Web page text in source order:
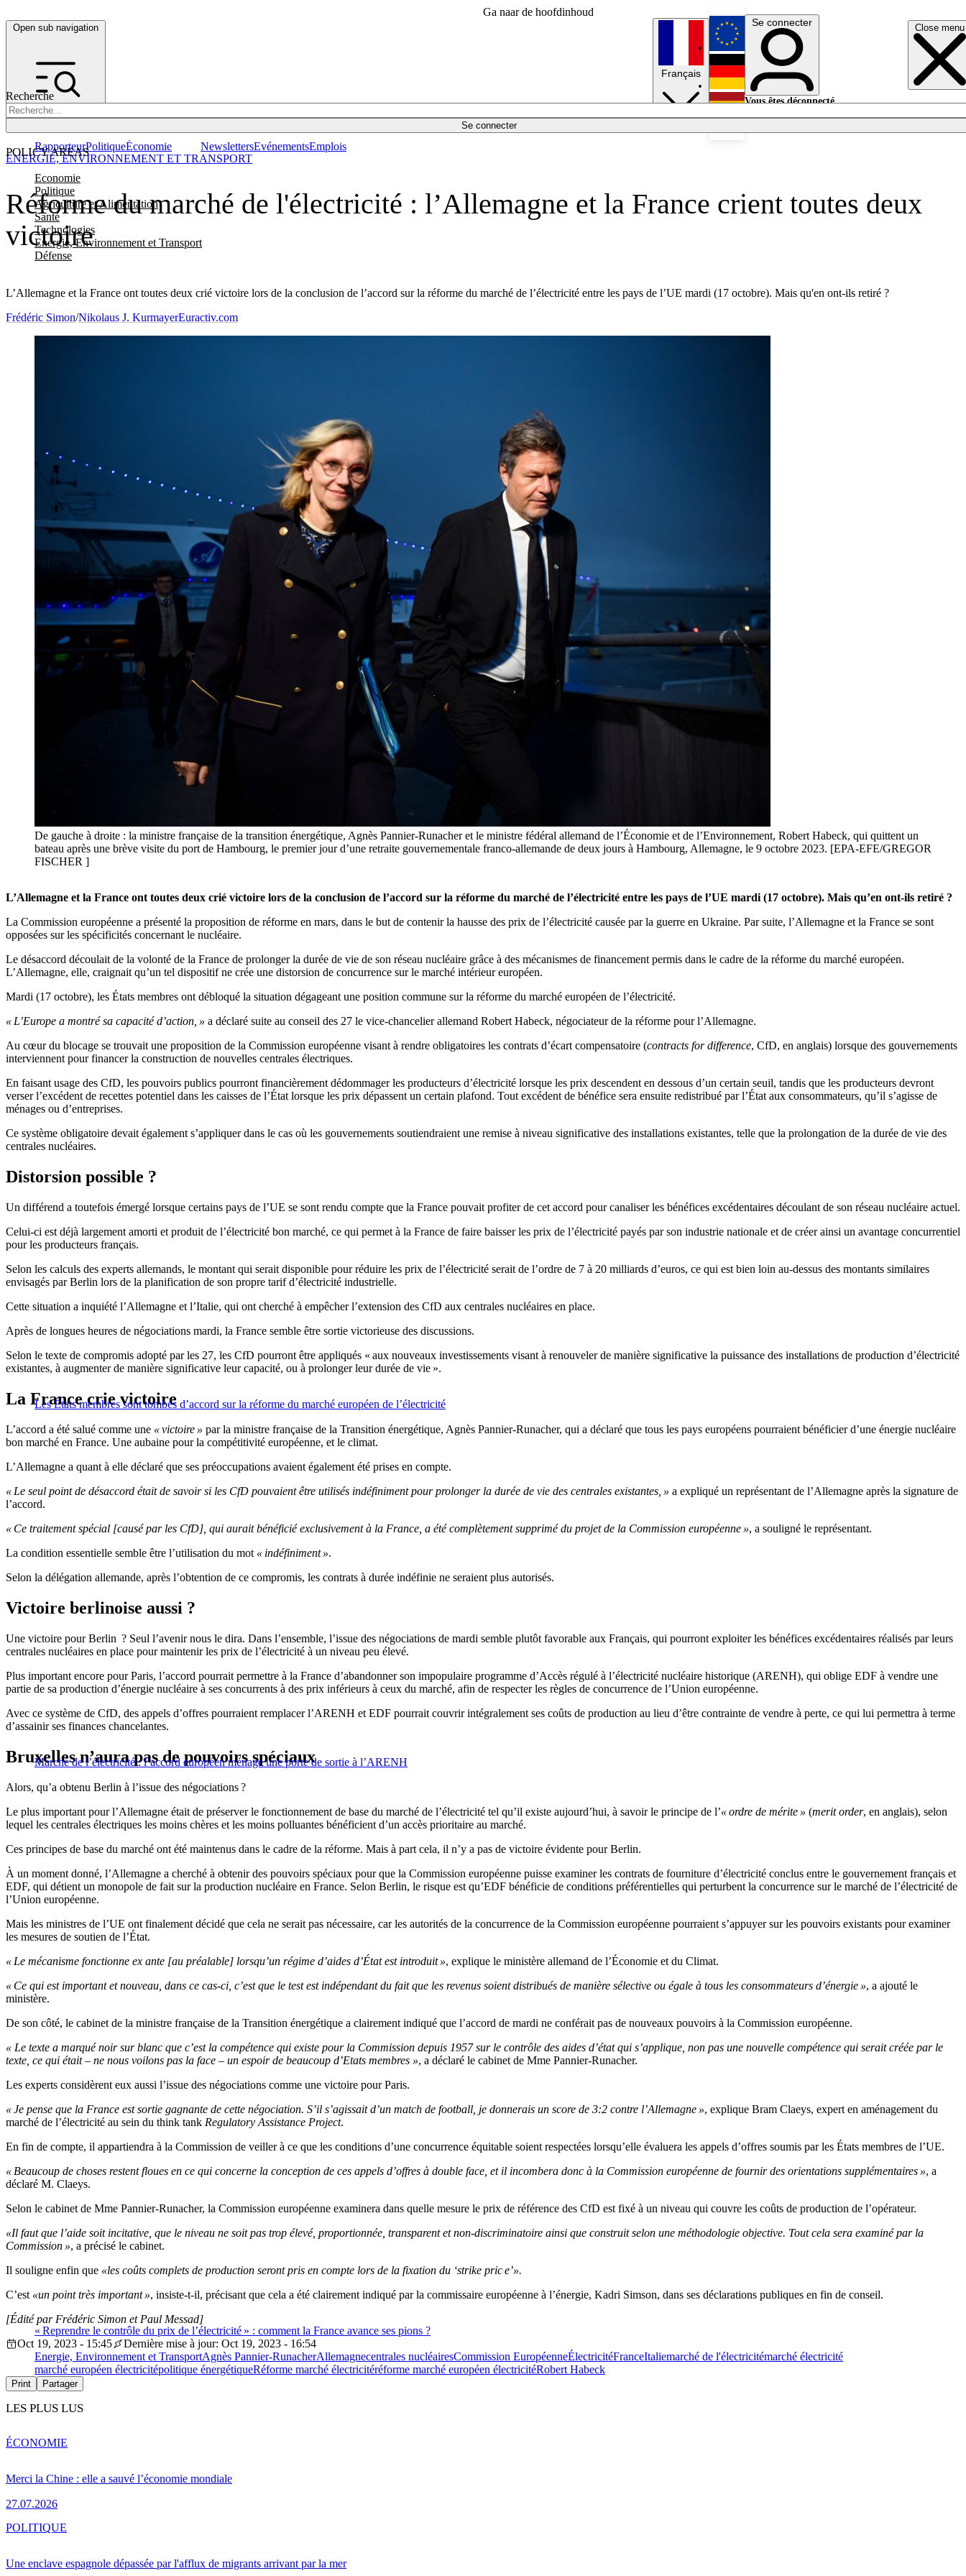
Ga naar de hoofdinhoud
Open sub navigation Close menu
Recherche
Se connecter
POLICY AREAS
Economie
Politique
Agriculture et Alimentation
Santé
Technologies
Energie, Environnement et Transport
Défense
RapporteurPolitiqueÉconomie NewslettersEvénementsEmplois
Français
English
Deutsch
Se connecter
Vous êtes déconnecté.
Réforme du marché de l'électricité : l’Allemagne et la France crient toutes deux
victoire
L’Allemagne et la France ont toutes deux crié victoire lors de la conclusion de l’accord sur la réforme du marché de l’électricité entre les pays de l’UE mardi (17 octobre). Mais qu'en ont-ils retiré ?
ENERGIE, ENVIRONNEMENT ET TRANSPORT
Frédéric Simon/Nikolaus J. KurmayerEuractiv.com
De gauche à droite : la ministre française de la transition énergétique, Agnès Pannier-Runacher et le ministre fédéral allemand de l’Économie et de l’Environnement, Robert Habeck, qui quittent un
bateau après une brève visite du port de Hambourg, le premier jour d’une retraite gouvernementale franco-allemande de deux jours à Hambourg, Allemagne, le 9 octobre 2023. [EPA-EFE/GREGOR
FISCHER ]
L’Allemagne et la France ont toutes deux crié victoire lors de la conclusion de l’accord sur la réforme du marché de l’électricité entre les pays de l’UE mardi (17 octobre). Mais qu’en ont-ils retiré ?
La Commission européenne a présenté la proposition de réforme en mars, dans le but de contenir la hausse des prix de l’électricité causée par la guerre en Ukraine. Par suite, l’Allemagne et la France se sont
opposées sur les spécificités concernant le nucléaire.
Le désaccord découlait de la volonté de la France de prolonger la durée de vie de son réseau nucléaire grâce à des mécanismes de financement permis dans le cadre de la réforme du marché européen.
L’Allemagne, elle, craignait qu’un tel dispositif ne crée une distorsion de concurrence sur le marché intérieur européen.
Mardi (17 octobre), les États membres ont débloqué la situation dégageant une position commune sur la réforme du marché européen de l’électricité.
« L’Europe a montré sa capacité d’action, » a déclaré suite au conseil des 27 le vice-chancelier allemand Robert Habeck, négociateur de la réforme pour l’Allemagne.
Au cœur du blocage se trouvait une proposition de la Commission européenne visant à rendre obligatoires les contrats d’écart compensatoire (contracts for difference, CfD, en anglais) lorsque des gouvernements
interviennent pour financer la construction de nouvelles centrales électriques.
En faisant usage des CfD, les pouvoirs publics pourront financièrement dédommager les producteurs d’électricité lorsque les prix descendent en dessous d’un certain seuil, tandis que les producteurs devront
verser l’excédent de recettes potentiel dans les caisses de l’État lorsque les prix dépassent un certain plafond. Tout excédent de bénéfice sera ensuite redistribué par l’État aux consommateurs, qu’il s’agisse de
ménages ou d’entreprises.
Ce système obligatoire devait également s’appliquer dans le cas où les gouvernements soutiendraient une remise à niveau significative des installations existantes, telle que la prolongation de la durée de vie des
centrales nucléaires.
Distorsion possible ?
Un différend a toutefois émergé lorsque certains pays de l’UE se sont rendu compte que la France pouvait profiter de cet accord pour canaliser les bénéfices excédentaires découlant de son réseau nucléaire actuel.
Celui-ci est déjà largement amorti et produit de l’électricité bon marché, ce qui permet à la France de faire baisser les prix de l’électricité payés par son industrie nationale et de créer ainsi un avantage concurrentiel
pour les producteurs français.
Selon les calculs des experts allemands, le montant qui serait disponible pour réduire les prix de l’électricité serait de l’ordre de 7 à 20 milliards d’euros, ce qui est bien loin au-dessus des montants similaires
envisagés par Berlin lors de la planification de son propre tarif d’électricité industrielle.
Cette situation a inquiété l’Allemagne et l’Italie, qui ont cherché à empêcher l’extension des CfD aux centrales nucléaires en place.
Après de longues heures de négociations mardi, la France semble être sortie victorieuse des discussions.
Selon le texte de compromis adopté par les 27, les CfD pourront être appliqués « aux nouveaux investissements visant à renouveler de manière significative la puissance des installations de production d’électricité
existantes, à augmenter de manière significative leur capacité, ou à prolonger leur durée de vie ».
Les États membres sont tombés d’accord sur la réforme du marché européen de l’électricité
La France crie victoire
L’accord a été salué comme une « victoire » par la ministre française de la Transition énergétique, Agnès Pannier-Runacher, qui a déclaré que tous les pays européens pourraient bénéficier d’une énergie nucléaire
bon marché en France. Une aubaine pour la compétitivité européenne, et le climat.
L’Allemagne a quant à elle déclaré que ses préoccupations avaient également été prises en compte.
« Le seul point de désaccord était de savoir si les CfD pouvaient être utilisés indéfiniment pour prolonger la durée de vie des centrales existantes, » a expliqué un représentant de l’Allemagne après la signature de
l’accord.
« Ce traitement spécial [causé par les CfD], qui aurait bénéficié exclusivement à la France, a été complètement supprimé du projet de la Commission européenne », a souligné le représentant.
La condition essentielle semble être l’utilisation du mot « indéfiniment ».
Selon la délégation allemande, après l’obtention de ce compromis, les contrats à durée indéfinie ne seraient plus autorisés.
Victoire berlinoise aussi ?
Une victoire pour Berlin ? Seul l’avenir nous le dira. Dans l’ensemble, l’issue des négociations de mardi semble plutôt favorable aux Français, qui pourront exploiter les bénéfices excédentaires réalisés par leurs
centrales nucléaires en place pour maintenir les prix de l’électricité à un niveau peu élevé.
Plus important encore pour Paris, l’accord pourrait permettre à la France d’abandonner son impopulaire programme d’Accès régulé à l’électricité nucléaire historique (ARENH), qui oblige EDF à vendre une
partie de sa production d’énergie nucléaire à ses concurrents à des prix inférieurs à ceux du marché, afin de respecter les règles de concurrence de l’Union européenne.
Avec ce système de CfD, des appels d’offres pourraient remplacer l’ARENH et EDF pourrait couvrir intégralement ses coûts de production au lieu d’être contrainte de vendre à perte, ce qui lui permettra à terme
d’assainir ses finances chancelantes.
Marché de l’électricité : l’accord européen ménage une porte de sortie à l’ARENH
Bruxelles n’aura pas de pouvoirs spéciaux
Alors, qu’a obtenu Berlin à l’issue des négociations ?
Le plus important pour l’Allemagne était de préserver le fonctionnement de base du marché de l’électricité tel qu’il existe aujourd’hui, à savoir le principe de l’« ordre de mérite » (merit order, en anglais), selon
lequel les centrales électriques les moins chères et les moins polluantes bénéficient d’un accès prioritaire au marché.
Ces principes de base du marché ont été maintenus dans le cadre de la réforme. Mais à part cela, il n’y a pas de victoire évidente pour Berlin.
À un moment donné, l’Allemagne a cherché à obtenir des pouvoirs spéciaux pour que la Commission européenne puisse examiner les contrats de fourniture d’électricité conclus entre le gouvernement français et
EDF, qui détient un monopole de fait sur la production nucléaire en France. Selon Berlin, le risque est qu’EDF bénéficie de conditions préférentielles qui perturbent la concurrence sur le marché de l’électricité de
l’Union européenne.
Mais les ministres de l’UE ont finalement décidé que cela ne serait pas nécessaire, car les autorités de la concurrence de la Commission européenne pourraient s’appuyer sur les pouvoirs existants pour examiner
les mesures de soutien de l’État.
« Le mécanisme fonctionne ex ante [au préalable] lorsqu’un régime d’aides d’État est introduit », explique le ministère allemand de l’Économie et du Climat.
« Ce qui est important et nouveau, dans ce cas-ci, c’est que le test est indépendant du fait que les revenus soient distribués de manière sélective ou égale à tous les consommateurs d’énergie », a ajouté le
ministère.
De son côté, le cabinet de la ministre française de la Transition énergétique a clairement indiqué que l’accord de mardi ne conférait pas de nouveaux pouvoirs à la Commission européenne.
« Le texte a marqué noir sur blanc que c’est la compétence qui existe pour la Commission depuis 1957 sur le contrôle des aides d’état qui s’applique, non pas une nouvelle compétence qui serait créée par le
texte, ce qui était – ne nous voilons pas la face – un espoir de beaucoup d’Etats membres », a déclaré le cabinet de Mme Pannier-Runacher.
Les experts considèrent eux aussi l’issue des négociations comme une victoire pour Paris.
« Je pense que la France est sortie gagnante de cette négociation. S’il s’agissait d’un match de football, je donnerais un score de 3:2 contre l’Allemagne », explique Bram Claeys, expert en aménagement du
marché de l’électricité au sein du think tank Regulatory Assistance Project.
En fin de compte, il appartiendra à la Commission de veiller à ce que les conditions d’une concurrence équitable soient respectées lorsqu’elle évaluera les appels d’offres soumis par les États membres de l’UE.
« Beaucoup de choses restent floues en ce qui concerne la conception de ces appels d’offres à double face, et il incombera donc à la Commission européenne de fournir des orientations supplémentaires », a
déclaré M. Claeys.
Selon le cabinet de Mme Pannier-Runacher, la Commission européenne examinera dans quelle mesure le prix de référence des CfD est fixé à un niveau qui couvre les coûts de production de l’opérateur.
«Il faut que l’aide soit incitative, que le niveau ne soit pas trop élevé, proportionnée, transparent et non-discriminatoire ainsi que construit selon une méthodologie objective. Tout cela sera examiné par la
Commission », a précisé le cabinet.
Il souligne enfin que «les coûts complets de production seront pris en compte lors de la fixation du ‘strike pric e’».
C’est «un point très important », insiste-t-il, précisant que cela a été clairement indiqué par la commissaire européenne à l’énergie, Kadri Simson, dans ses déclarations publiques en fin de conseil.
« Reprendre le contrôle du prix de l’électricité » : comment la France avance ses pions ?
[Édité par Frédéric Simon et Paul Messad]
Oct 19, 2023 - 15:45
Dernière mise à jour: Oct 19, 2023 - 16:54
Energie, Environnement et TransportAgnès Pannier-RunacherAllemagnecentrales nucléairesCommission EuropéenneÉlectricitéFranceItaliemarché de l'électricitémarché électricité
marché européen électricitépolitique énergétiqueRéforme marché électricitéréforme marché européen électricitéRobert Habeck
Print Partager
LES PLUS LUS
Merci la Chine : elle a sauvé l’économie mondiale
27.07.2026
ÉCONOMIE
Une enclave espagnole dépassée par l'afflux de migrants arrivant par la mer
POLITIQUE